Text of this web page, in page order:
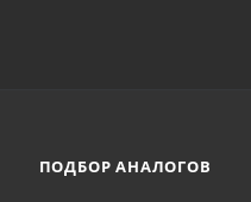
ПОДБОР АНАЛОГОВ